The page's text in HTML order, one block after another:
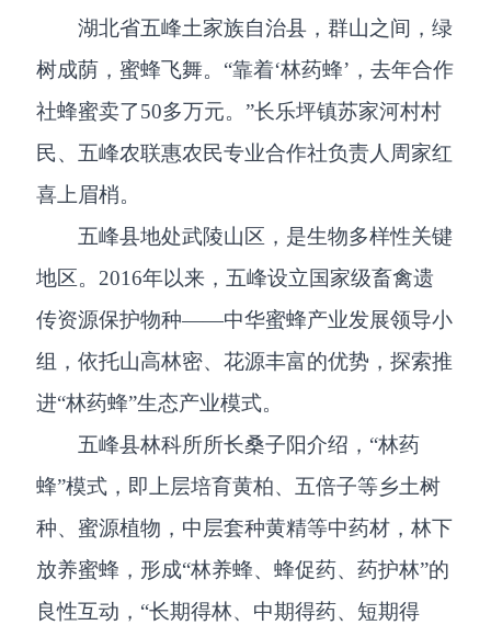
湖北省五峰土家族自治县，群山之间，绿
树成荫，蜜蜂飞舞。“靠着‘林药蜂’，去年合作
社蜂蜜卖了50多万元。”长乐坪镇苏家河村村
民、五峰农联惠农民专业合作社负责人周家红
喜上眉梢。
五峰县地处武陵山区，是生物多样性关键
地区。2016年以来，五峰设立国家级畜禽遗
传资源保护物种——中华蜜蜂产业发展领导小
组，依托山高林密、花源丰富的优势，探索推
进“林药蜂”生态产业模式。
五峰县林科所所长桑子阳介绍，“林药
蜂”模式，即上层培育黄柏、五倍子等乡土树
种、蜜源植物，中层套种黄精等中药材，林下
放养蜜蜂，形成“林养蜂、蜂促药、药护林”的
良性互动，“长期得林、中期得药、短期得